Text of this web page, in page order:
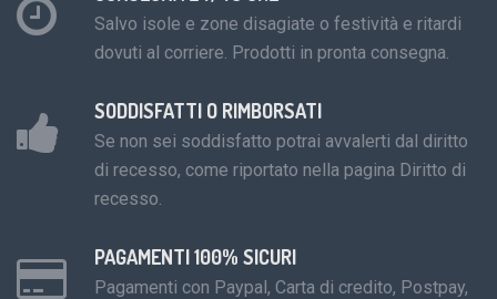
Salvo isole e zone disagiate o festività e ritardi
dovuti al corriere. Prodotti in pronta consegna.
SODDISFATTI O RIMBORSATI
Se non sei soddisfatto potrai avvalerti dal diritto
di recesso, come riportato nella pagina Diritto di
recesso.
PAGAMENTI 100% SICURI
Pagamenti con Paypal, Carta di credito, Postpay,